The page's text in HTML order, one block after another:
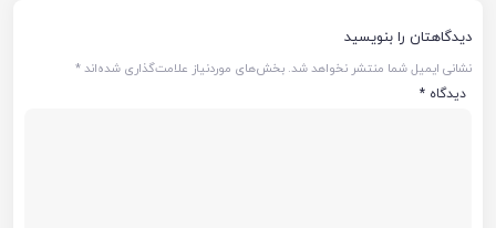
دیدگاهتان را بنویسید
نشانی ایمیل شما منتشر نخواهد شد. بخش‌های موردنیاز علامت‌گذاری شده‌اند*
دیدگاه *